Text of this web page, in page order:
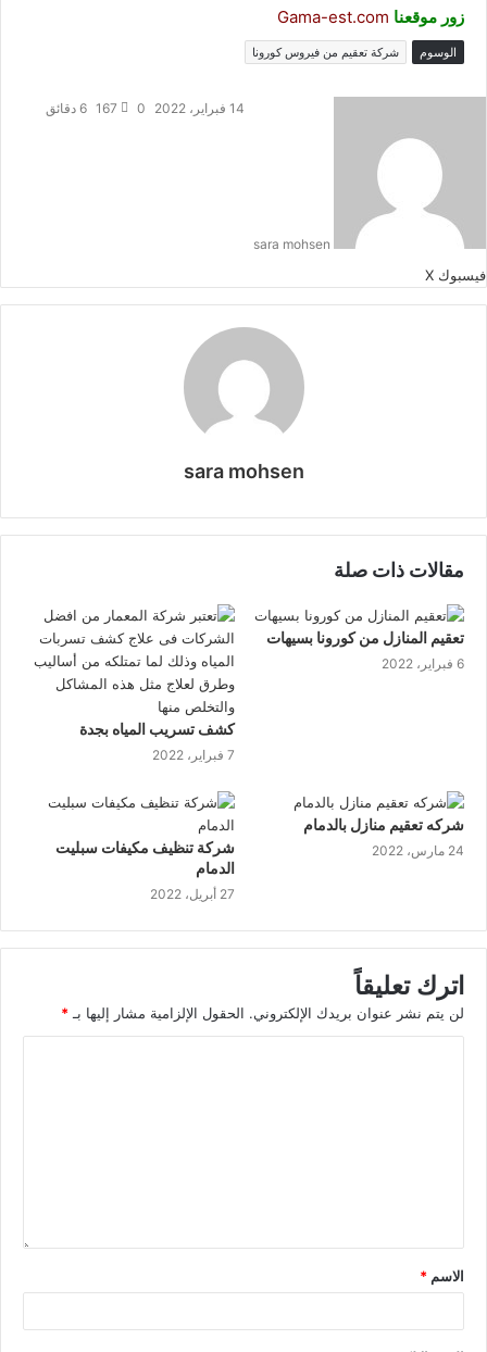
زور موقعنا Gama-est.com
الوسوم شركة تعقيم من فيروس كورونا
sara mohsen
14 فبراير، 2022 0
167 6 دقائق
فيسبوك ‫Xلينكدإن
بينتيريست
مشاركة
طباعة
sara mohsen
الويب
مقالات ذات صلة
تعقيم المنازل من كورونا بسيهات
6 فبراير، 2022
كشف تسريب المياه بجدة
7 فبراير، 2022
شركه تعقيم منازل بالدمام
24 مارس، 2022
شركة تنظيف مكيفات سبليت
الدمام
27 أبريل، 2022
اترك تعليقاً
لن يتم نشر عنوان بريدك الإلكتروني. الحقول الإلزامية مشار إليها بـ *
الاسم *